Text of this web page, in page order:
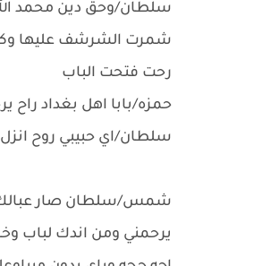
سلطان/وحق دين محمد
شمرت الشرشف عليها
رحت فتحت الباب
حمزه/بابا اهل بغداد
سلطان/اي حبيبي روح
شمس/سلطان صار عبالك
يرحمني ومن اندك لباب